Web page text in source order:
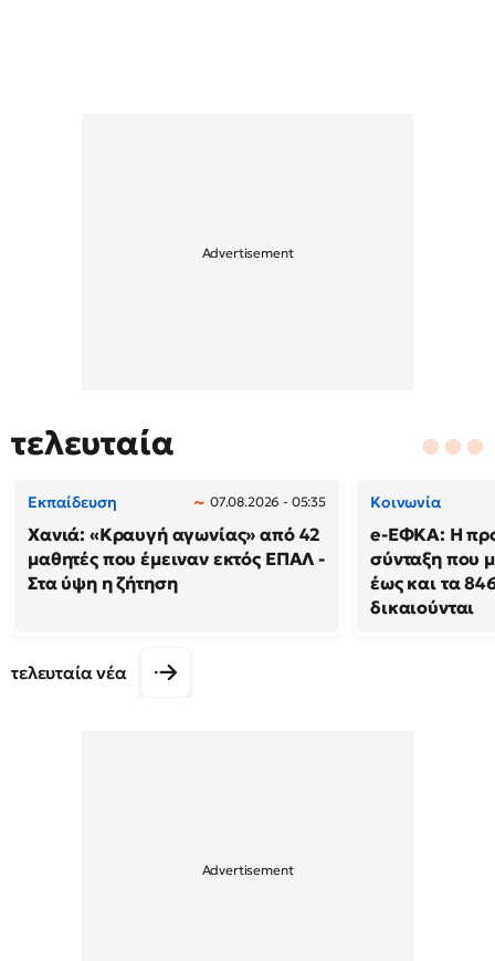
τελευταία
Εκπαίδευση 07.08.2026 - 05:35
Χανιά: «Κραυγή αγωνίας» από 42
μαθητές που έμειναν εκτός ΕΠΑΛ -
Στα ύψη η ζήτηση
Κοινωνία
e-ΕΦΚΑ: Η
σύνταξη που
έως και τα
δικαιούνται
τελευταία νέα